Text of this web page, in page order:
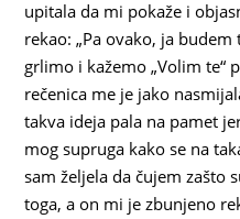
upitala da mi pokaže i
rekao: „Pa ovako, ja
grlimo i kažemo „Volim te“
rečenica me je jako
takva ideja pala na pamet
mog supruga kako se na
sam željela da čujem zašto
toga, a on mi je zbunjeno